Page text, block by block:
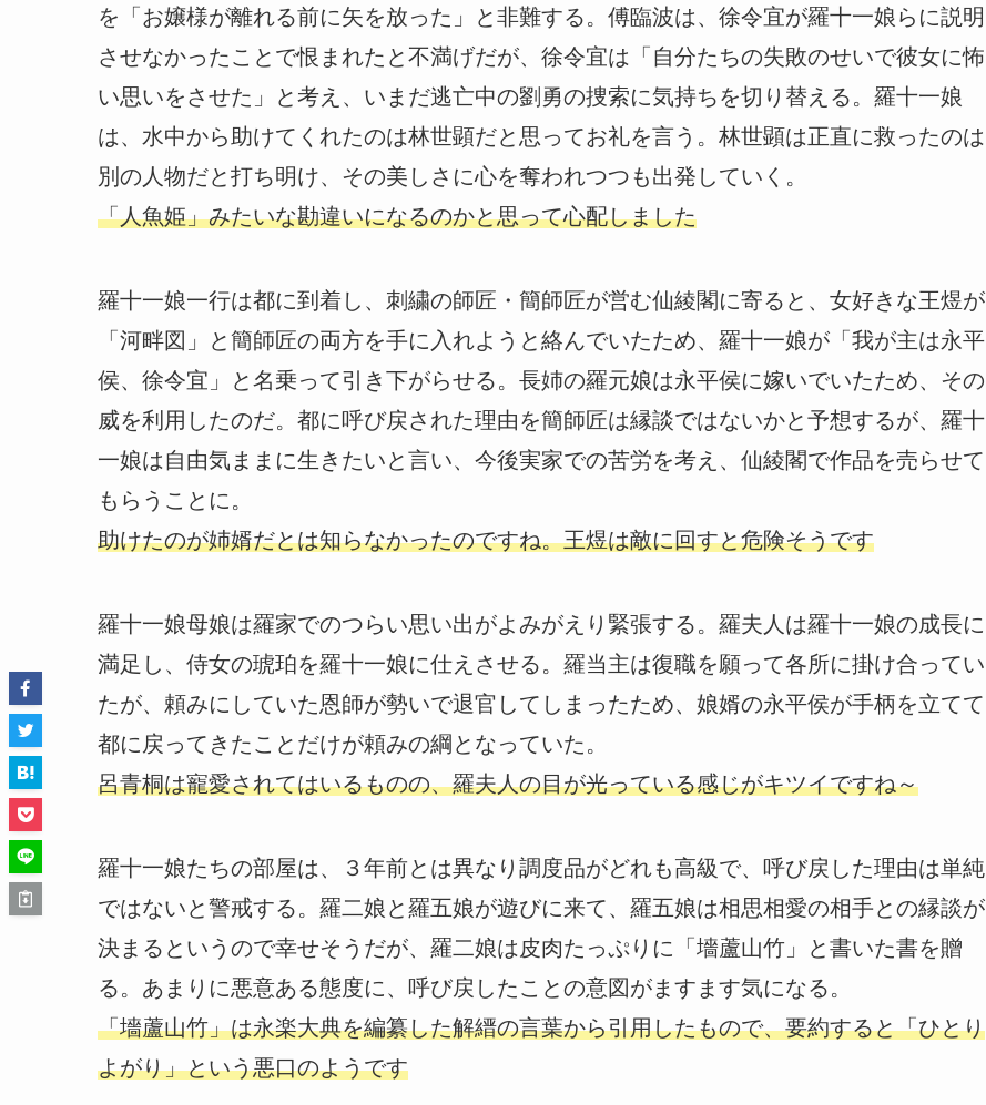
を「お嬢様が離れる前に矢を放った」と非難する。傅臨波は、徐令宜が羅十一娘らに説明
させなかったことで恨まれたと不満げだが、徐令宜は「自分たちの失敗のせいで彼女に怖
い思いをさせた」と考え、いまだ逃亡中の劉勇の捜索に気持ちを切り替える。羅十一娘
は、水中から助けてくれたのは林世顕だと思ってお礼を言う。林世顕は正直に救ったのは
別の人物だと打ち明け、その美しさに心を奪われつつも出発していく。
「人魚姫」みたいな勘違いになるのかと思って心配しました
羅十一娘一行は都に到着し、刺繍の師匠・簡師匠が営む仙綾閣に寄ると、女好きな王煜が
「河畔図」と簡師匠の両方を手に入れようと絡んでいたため、羅十一娘が「我が主は永平
侯、徐令宜」と名乗って引き下がらせる。長姉の羅元娘は永平侯に嫁いでいたため、その
威を利用したのだ。都に呼び戻された理由を簡師匠は縁談ではないかと予想するが、羅十
一娘は自由気ままに生きたいと言い、今後実家での苦労を考え、仙綾閣で作品を売らせて
もらうことに。
助けたのが姉婿だとは知らなかったのですね。王煜は敵に回すと危険そうです
羅十一娘母娘は羅家でのつらい思い出がよみがえり緊張する。羅夫人は羅十一娘の成長に
満足し、侍女の琥珀を羅十一娘に仕えさせる。羅当主は復職を願って各所に掛け合ってい
たが、頼みにしていた恩師が勢いで退官してしまったため、娘婿の永平侯が手柄を立てて
都に戻ってきたことだけが頼みの綱となっていた。
呂青桐は寵愛されてはいるものの、羅夫人の目が光っている感じがキツイですね～
羅十一娘たちの部屋は、３年前とは異なり調度品がどれも高級で、呼び戻した理由は単純
ではないと警戒する。羅二娘と羅五娘が遊びに来て、羅五娘は相思相愛の相手との縁談が
決まるというので幸せそうだが、羅二娘は皮肉たっぷりに「墻蘆山竹」と書いた書を贈
る。あまりに悪意ある態度に、呼び戻したことの意図がますます気になる。
「墻蘆山竹」は永楽大典を編纂した解縉の言葉から引用したもので、要約すると「ひとり
よがり」という悪口のようです